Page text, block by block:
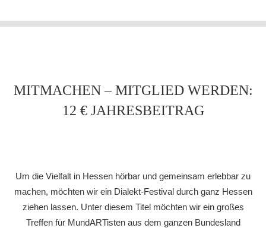
MITMACHEN – MITGLIED WERDEN:
12 € JAHRESBEITRAG
Um die Vielfalt in Hessen hörbar und gemeinsam erlebbar zu
machen, möchten wir ein Dialekt-Festival durch ganz Hessen
ziehen lassen. Unter diesem Titel möchten wir ein großes
Treffen für MundARTisten aus dem ganzen Bundesland